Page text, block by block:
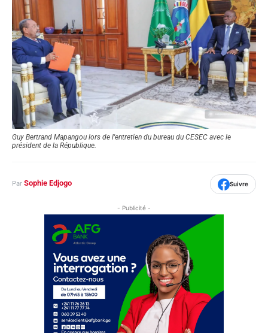
Guy Bertrand Mapangou lors de l'entretien du bureau du CESEC avec le
président de la République.
Par Sophie Edjogo Suivre
- Publicité -